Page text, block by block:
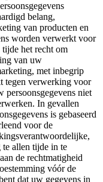
belang,
van producten en
worden verwerkt voor
het recht om
van uw
met inbegrip
tegen verwerking voor
niet
In gevallen
is gebaseerd
voor de
te allen tijde in te
de rechtmatigheid
vóór de
dat uw gegevens in